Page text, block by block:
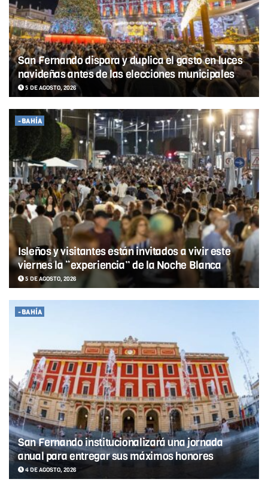
San Fernando dispara y duplica el gasto en luces
navideñas antes de las elecciones municipales
5 DE AGOSTO, 2026
-BAHÍA
Isleños y visitantes están invitados a vivir este
viernes la “experiencia” de la Noche Blanca
5 DE AGOSTO, 2026
-BAHÍA
San Fernando institucionalizará una jornada
anual para entregar sus máximos honores
4 DE AGOSTO, 2026